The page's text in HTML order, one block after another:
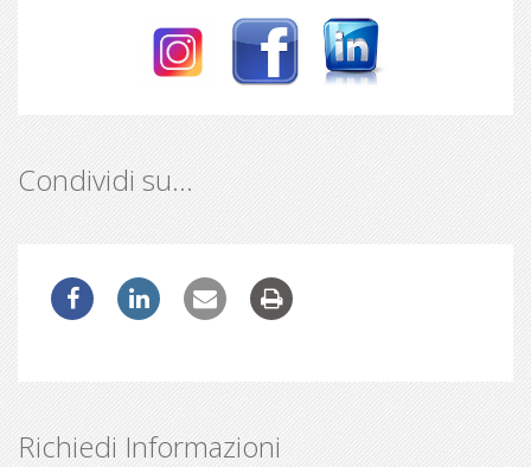
Condividi su…
Richiedi Informazioni